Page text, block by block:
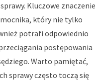
Kluczowe znaczenie
który nie tylko
potrafi odpowiednio
postępowania
Warto pamiętać,
sprawy często toczą się